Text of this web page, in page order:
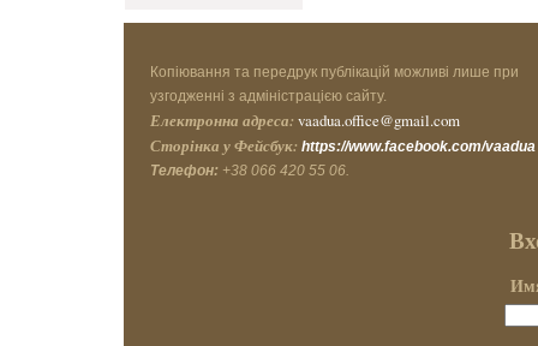
Копіювання та передрук публікацій можливі лише при
узгодженні з адміністрацією сайту.
Електронна адреса: vaadua.office@gmail.com
Сторінка у Фейсбук: https://www.facebook.com/vaadua
Телефон: +38 066 420 55 06.